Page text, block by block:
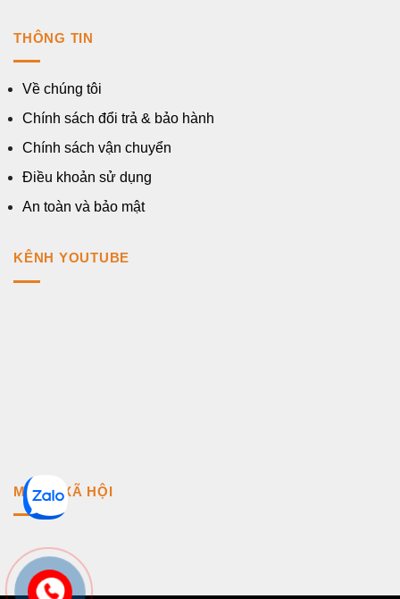
THÔNG TIN
Về chúng tôi
Chính sách đổi trả & bảo hành
Chính sách vận chuyển
Điều khoản sử dụng
An toàn và bảo mật
KÊNH YOUTUBE
MẠNG XÃ HỘI